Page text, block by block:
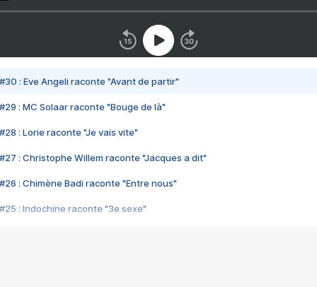
#30 : Eve Angeli raconte "Avant de partir"
#29 : MC Solaar raconte "Bouge de là"
#28 : Lorie raconte "Je vais vite"
#27 : Christophe Willem raconte "Jacques a dit"
#26 : Chimène Badi raconte "Entre nous"
#25 : Indochine raconte "3e sexe"